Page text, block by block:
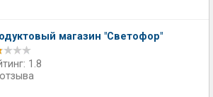
магазин "Светофор"
1.8